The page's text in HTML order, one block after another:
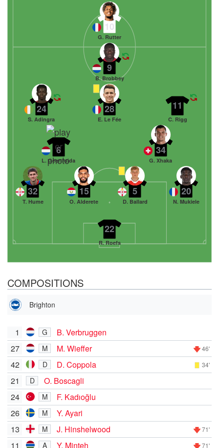
10
G. Rutter
22
R. Roefs
32
T. Hume
15
O. Alderete
5
D. Ballard
20
N. Mukiele
6
L. Geertruida
34
G. Xhaka
24
S. Adingra
28
E. Le Fée
11
C. Rigg
9
B. Brobbey
COMPOSITIONS
Brighton
1 G
B. Verbruggen
27
M M. Wieffer 46'
42 D D. Coppola 34'
21 D
O. Boscagli
24
M
F. Kadıoğlu
26
M
Y. Ayari
13
M J. Hinshelwood 71'
11 A Y. Minteh 71'